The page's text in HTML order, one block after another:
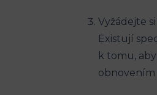
Vyžádejte
Existují
k tomu,